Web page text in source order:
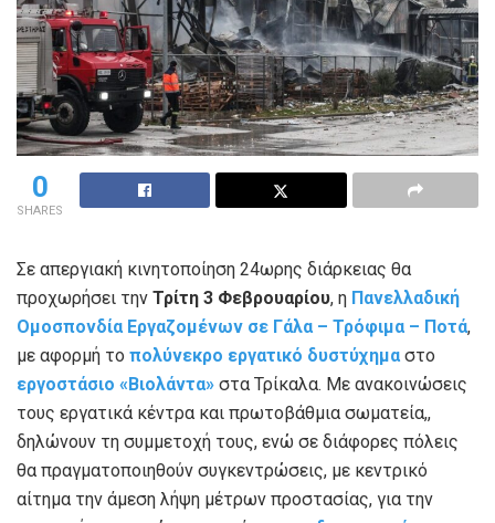
0
SHARES
Σε απεργιακή κινητοποίηση 24ωρης διάρκειας θα
προχωρήσει την Τρίτη 3 Φεβρουαρίου, η Πανελλαδική
Ομοσπονδία Εργαζομένων σε Γάλα – Τρόφιμα – Ποτά,
με αφορμή το πολύνεκρο εργατικό δυστύχημα στο
εργοστάσιο «Βιολάντα» στα Τρίκαλα. Με ανακοινώσεις
τους εργατικά κέντρα και πρωτοβάθμια σωματεία,,
δηλώνουν τη συμμετοχή τους, ενώ σε διάφορες πόλεις
θα πραγματοποιηθούν συγκεντρώσεις, με κεντρικό
αίτημα την άμεση λήψη μέτρων προστασίας, για την